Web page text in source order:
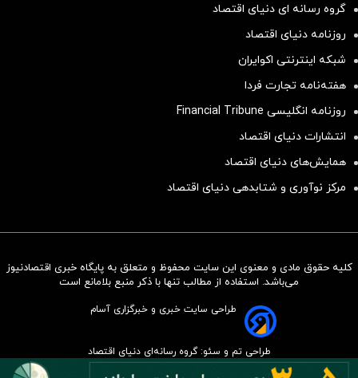
سرمایه‌گذاری همسنگ با شاخص
گروه رسانه ای دنیای اقتصاد
روزنامه دنیای اقتصاد
شبکه اینترنتی اکوایران
هفته‌نامه تجارت فردا
روزنامه انگلیسی Financial Tribune
انتشارات دنیای اقتصاد
همایش‌های دنیای اقتصاد
مرکز نوآوری و شتابدهی دنیای اقتصاد
کلیه حقوق مادی و معنوی این سایت محفوظ و متعلق به پایگاه خبری اقتصادنیوز
می‌باشد. استفاده از مطالب تنها با ذکر منبع بلامانع است
طراحی سایت خبری و خبرگزاری آسام
طراحی تم و سئو: گروه رسانه‌ای دنیای اقتصاد